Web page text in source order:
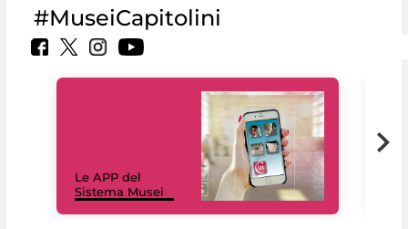
#MuseiCapitolini
Le APP del
Sistema Musei